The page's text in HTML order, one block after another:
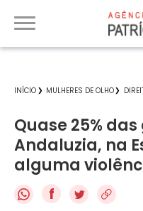
INÍCIO MULHERES DE OLHO
Quase 25%
Andaluzia, na
alguma
f